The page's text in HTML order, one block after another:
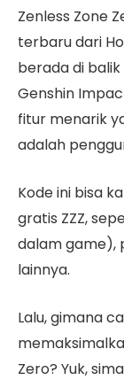
Zenless Zone
terbaru dari
berada di
Genshin
fitur menarik
adalah
Kode ini bisa
gratis ZZZ,
dalam game),
lainnya.
Lalu, gimana
Zero? Yuk,